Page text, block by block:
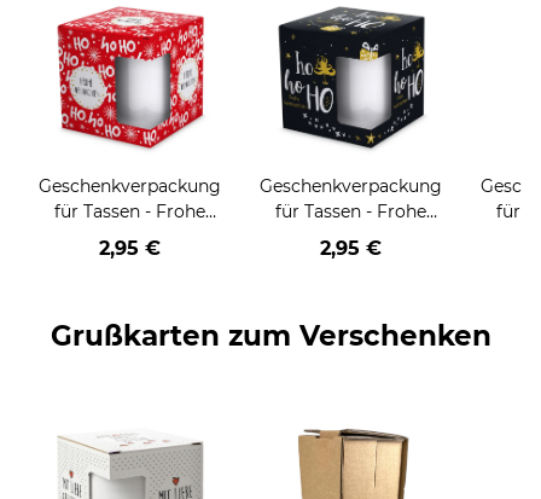
Geschenkverpackung
für Tassen - Frohe
Weihnachten - HO
HO HO - rot
2,95 €
Geschenkverpackung
für Tassen - Frohe
Weihnachten - HO
HO HO - schwarz
2,95 €
für
Grußkarten zum Verschenken